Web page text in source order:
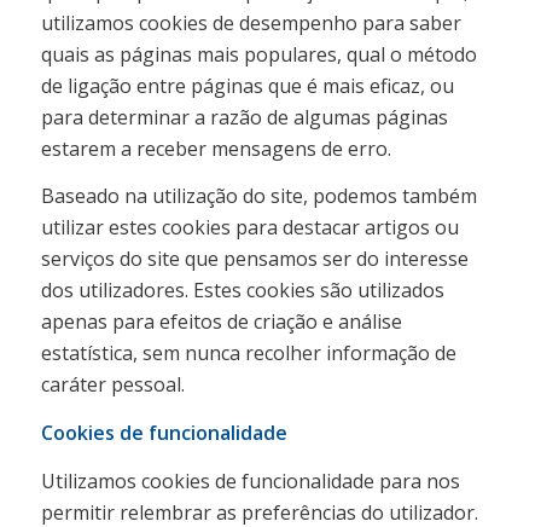
utilizamos cookies de desempenho para saber
quais as páginas mais populares, qual o método
de ligação entre páginas que é mais eficaz, ou
para determinar a razão de algumas páginas
estarem a receber mensagens de erro.
Baseado na utilização do site, podemos também
utilizar estes cookies para destacar artigos ou
serviços do site que pensamos ser do interesse
dos utilizadores. Estes cookies são utilizados
apenas para efeitos de criação e análise
estatística, sem nunca recolher informação de
caráter pessoal.
Cookies de funcionalidade
Utilizamos cookies de funcionalidade para nos
permitir relembrar as preferências do utilizador.